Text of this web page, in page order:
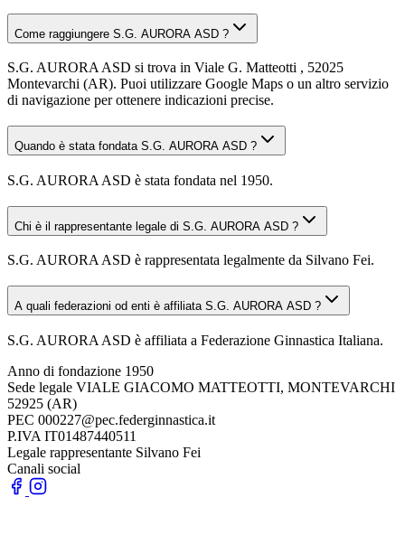
Come raggiungere S.G. AURORA ASD ?
S.G. AURORA ASD si trova in Viale G. Matteotti , 52025
Montevarchi (AR). Puoi utilizzare Google Maps o un altro servizio
di navigazione per ottenere indicazioni precise.
Quando è stata fondata S.G. AURORA ASD ?
S.G. AURORA ASD è stata fondata nel 1950.
Chi è il rappresentante legale di S.G. AURORA ASD ?
S.G. AURORA ASD è rappresentata legalmente da Silvano Fei.
A quali federazioni od enti è affiliata S.G. AURORA ASD ?
S.G. AURORA ASD è affiliata a Federazione Ginnastica Italiana.
Anno di fondazione 1950
Sede legale VIALE GIACOMO MATTEOTTI, MONTEVARCHI
52925 (AR)
PEC 000227@pec.federginnastica.it
P.IVA IT01487440511
Legale rappresentante Silvano Fei
Canali social